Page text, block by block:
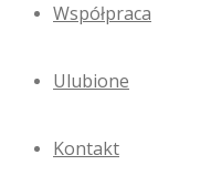
Współpraca
Ulubione
Kontakt